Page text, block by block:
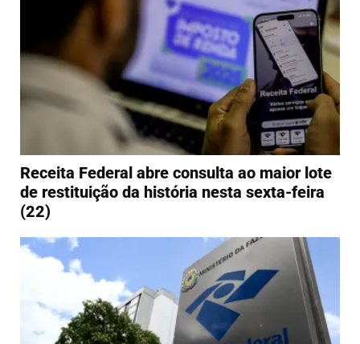
Receita Federal abre consulta ao maior lote
de restituição da história nesta sexta-feira
(22)